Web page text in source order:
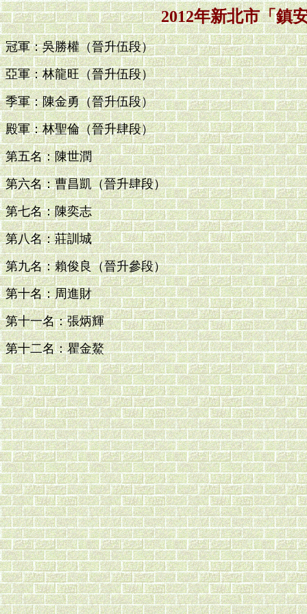
2012年新北市「鎮
冠軍：吳勝權（晉升伍段）
亞軍：林龍旺（晉升伍段）
季軍：陳金勇（晉升伍段）
殿軍：林聖倫（晉升肆段）
第五名：陳世潤
第六名：曹昌凱（晉升肆段）
第七名：陳奕志
第八名：莊訓城
第九名：賴俊良（晉升參段）
第十名：周進財
第十一名：張炳輝
第十二名：瞿金鰲